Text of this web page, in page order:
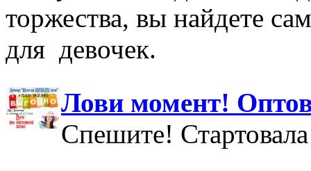
торжества, вы найдете
для девочек.
Лови момент!
Спешите!